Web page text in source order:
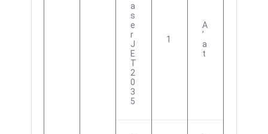
A
S
E
R
J
E
T
2
0
3
5
1
A
’
A
T